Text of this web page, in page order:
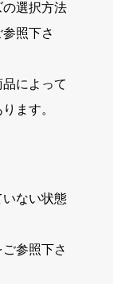
選択方法
参照下さ
によって
ます。
いない状態
ご参照下さ